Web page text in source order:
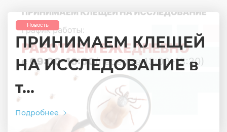
ПРИНИМАЕМ КЛЕЩЕЙ
НА ИССЛЕДОВАНИЕ в
т...
Подробнее
Новость
Загрузить файл
Согласие на обработку личных данных